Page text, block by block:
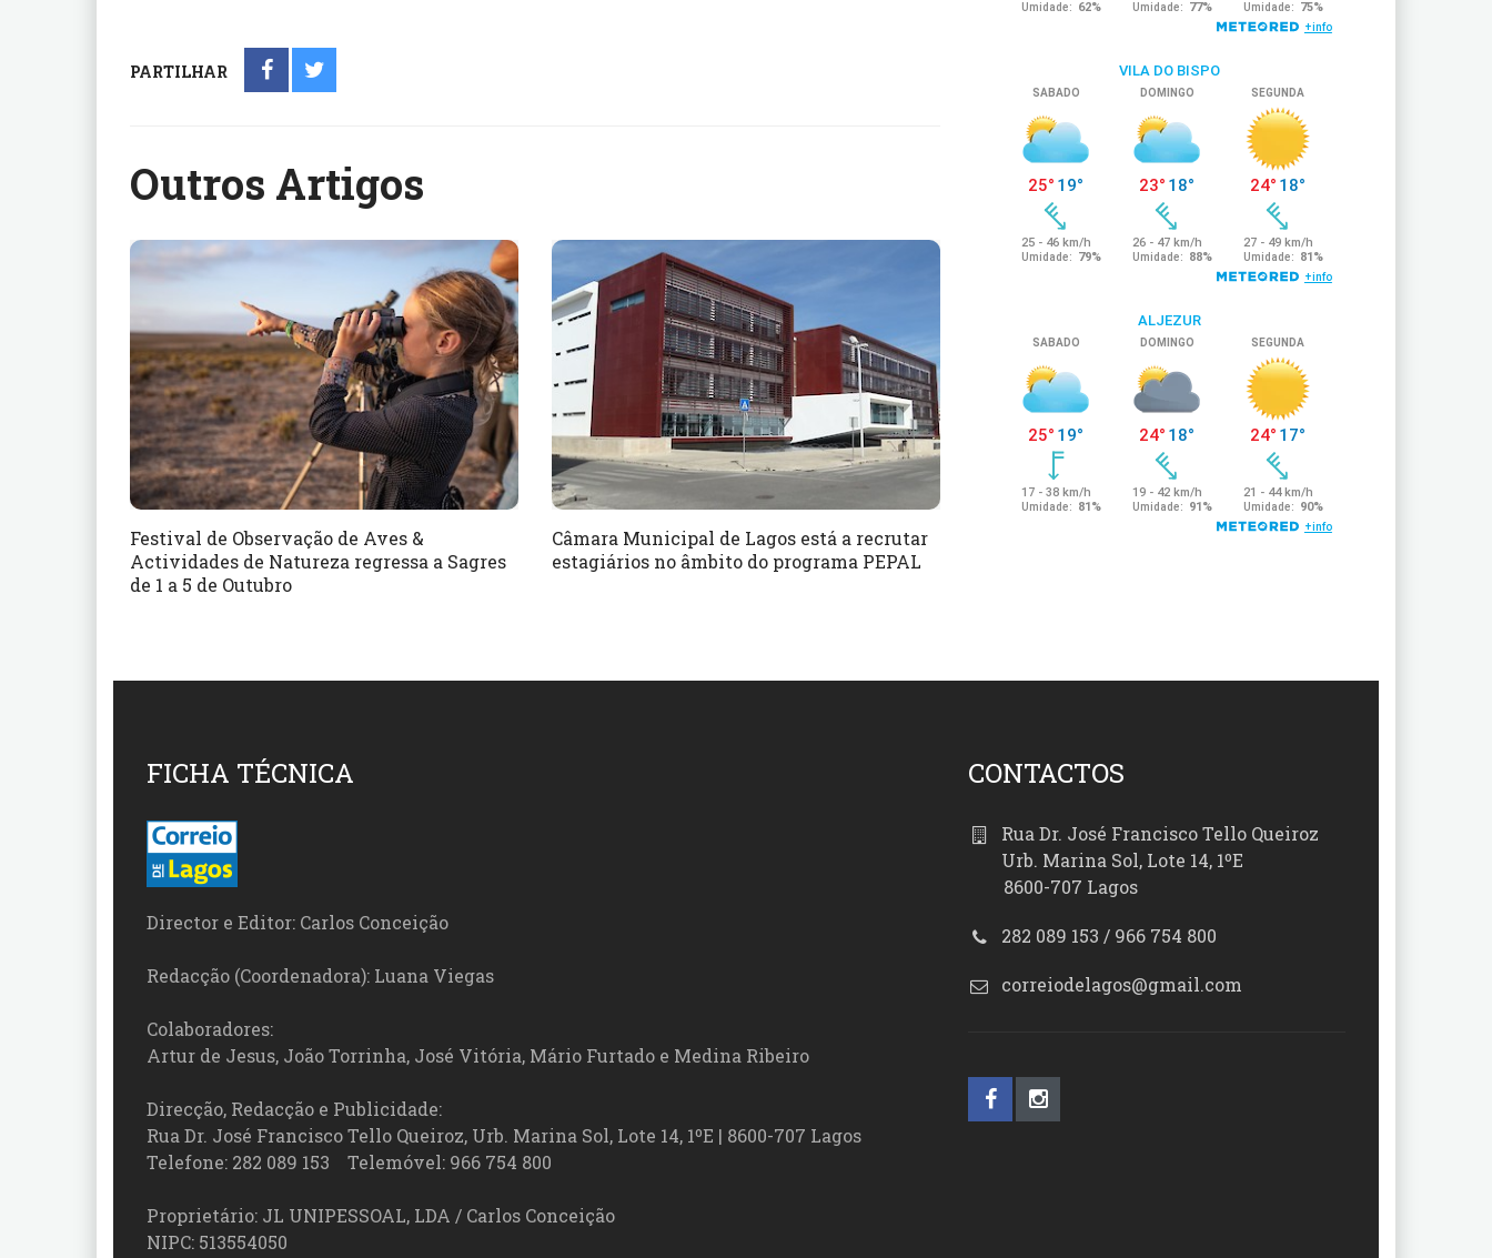
PARTILHAR
Outros Artigos
Festival de Observação de Aves &
Actividades de Natureza regressa a Sagres
de 1 a 5 de Outubro
Câmara Municipal de Lagos está a recrutar
estagiários no âmbito do programa PEPAL
FICHA TÉCNICA
Director e Editor: Carlos Conceição
Redacção (Coordenadora): Luana Viegas
Colaboradores:
Artur de Jesus, João Torrinha, José Vitória, Mário Furtado e Medina Ribeiro
Direcção, Redacção e Publicidade:
Rua Dr. José Francisco Tello Queiroz, Urb. Marina Sol, Lote 14, 1ºE | 8600-707 Lagos
Telefone: 282 089 153 Telemóvel: 966 754 800
Proprietário: JL UNIPESSOAL, LDA / Carlos Conceição
NIPC: 513554050
CONTACTOS
Rua Dr. José Francisco Tello Queiroz
Urb. Marina Sol, Lote 14, 1ºE
8600-707 Lagos
282 089 153 / 966 754 800
correiodelagos@gmail.com